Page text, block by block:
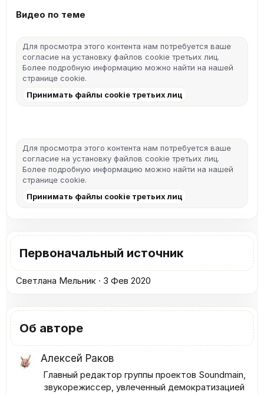
Видео по теме
Для просмотра этого контента нам потребуется ваше
согласие на установку файлов cookie третьих лиц.
Более подробную информацию можно найти на нашей
странице cookie.
Принимать файлы cookie третьих лиц
Для просмотра этого контента нам потребуется ваше
согласие на установку файлов cookie третьих лиц.
Более подробную информацию можно найти на нашей
странице cookie.
Принимать файлы cookie третьих лиц
Первоначальный источник
Светлана Мельник 3 Фев 2020
Об авторе
Алексей Раков
Главный редактор группы проектов Soundmain,
звукорежиссер, увлеченный демократизацией